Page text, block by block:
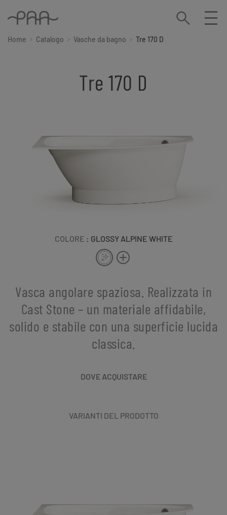
Home Catalogo Vasche da bagno Tre 170 D
Tre 170 D
COLORE : GLOSSY ALPINE WHITE
Vasca angolare spaziosa. Realizzata in
Cast Stone – un materiale affidabile,
solido e stabile con una superficie lucida
classica.
DOVE ACQUISTARE
VARIANTI DEL PRODOTTO